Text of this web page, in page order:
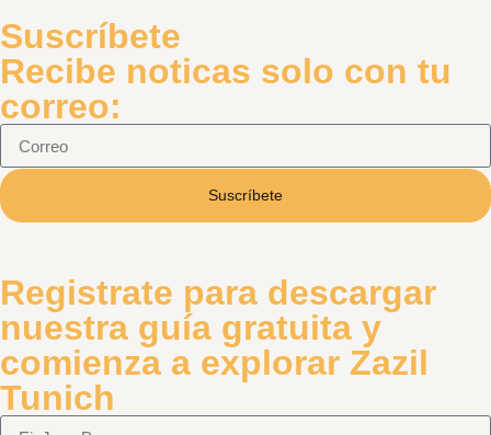
Suscríbete
Recibe noticas solo con tu
correo:
Suscríbete
Registrate para descargar
nuestra guía gratuita y
comienza a explorar Zazil
Tunich